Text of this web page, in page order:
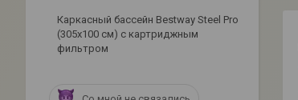
Каркасный бассейн Bestway Steel Pro
(305х100 см) с картриджным
фильтром